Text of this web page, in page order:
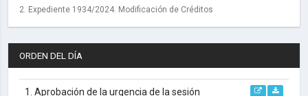
2. Expediente 1934/2024. Modificación de Créditos
ORDEN DEL DÍA
1. Aprobación de la urgencia de la sesión